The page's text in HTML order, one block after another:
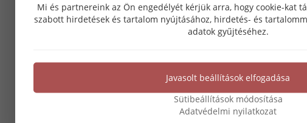
Mi és partnereink az Ön engedélyét kérjük arra, hogy cookie-kat
szabott hirdetések és tartalom nyújtásához, hirdetés- és
adatok gyűjtéséhez.
Javasolt beállítások elfogadása
Sütibeállítások módosítása
Adatvédelmi nyilatkozat